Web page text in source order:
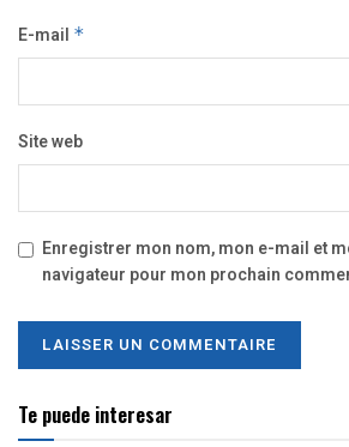
E-mail *
Site web
Enregistrer mon nom, mon e-mail et
navigateur pour mon prochain
Te puede interesar